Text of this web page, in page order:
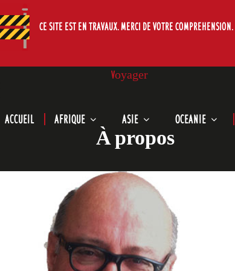
CE SITE EST EN TRAVAUX. MERCI DE VOTRE COMPREHENSION.
Le Cabinet de Curiosites de Michel Aveline.
Voyager
ACCUEIL AFRIQUE ASIE OCEANIE
À propos